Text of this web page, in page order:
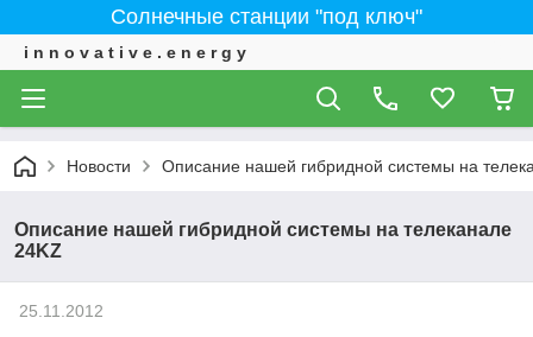
Солнечные станции "под ключ"
i n n o v a t i v e . e n e r g y
Новости Описание нашей гибридной системы на
Описание нашей гибридной системы на телеканале
24KZ
25.11.2012